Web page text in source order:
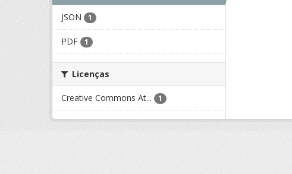
JSON 1
PDF 1
Licenças
Creative Commons At... 1